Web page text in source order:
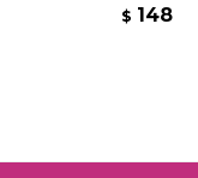
$ 148